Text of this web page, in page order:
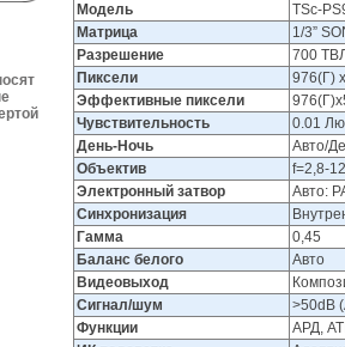
Модель
TSc-
Матрица
1/3”
Разрешение
700
Пиксели
976(Г)
Эффективные пиксели
Чувствительность
0.01
День-Ночь
Авто/
Объектив
f=2,8-
Электронный затвор
Авто:
Синхронизация
Гамма
0,45
Баланс белого
Авто
Видеовыход
Сигнал/шум
>50dB
Функции
АРД,